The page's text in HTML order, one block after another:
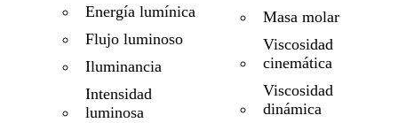
Energía lumínica
Flujo luminoso
Iluminancia
Intensidad
luminosa
Masa molar
Viscosidad
cinemática
Viscosidad
dinámica